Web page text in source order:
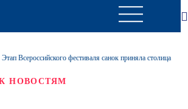
Всероссийского фестиваля санок приняла столица
НОВОСТЯМ